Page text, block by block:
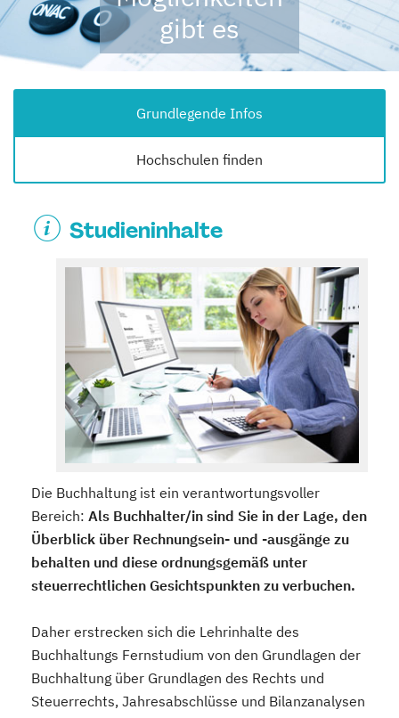
gibt es
Grundlegende Infos
Hochschulen finden
Studieninhalte
Die Buchhaltung ist ein verantwortungsvoller
Bereich: Als Buchhalter/in sind Sie in der Lage, den
Überblick über Rechnungsein- und -ausgänge zu
behalten und diese ordnungsgemäß unter
steuerrechtlichen Gesichtspunkten zu verbuchen.
Daher erstrecken sich die Lehrinhalte des
Buchhaltungs Fernstudium von den Grundlagen der
Buchhaltung über Grundlagen des Rechts und
Steuerrechts, Jahresabschlüsse und Bilanzanalysen